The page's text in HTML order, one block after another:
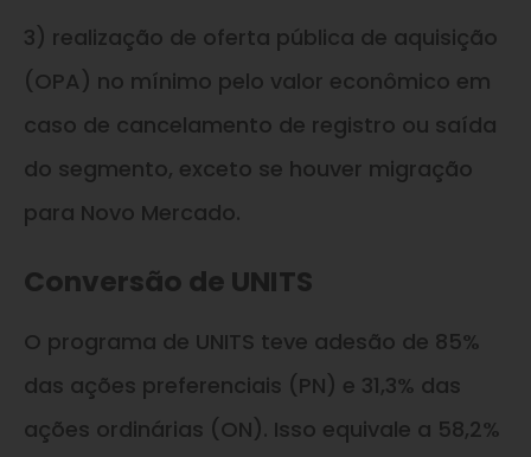
3) realização de oferta pública de aquisição
(OPA) no mínimo pelo valor econômico em
caso de cancelamento de registro ou saída
do segmento, exceto se houver migração
para Novo Mercado.
Conversão de UNITS
O programa de UNITS teve adesão de 85%
das ações preferenciais (PN) e 31,3% das
ações ordinárias (ON). Isso equivale a 58,2%